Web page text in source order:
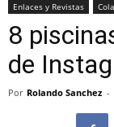
Enlaces y Revistas
8
de
Por Rolando Sanchez -